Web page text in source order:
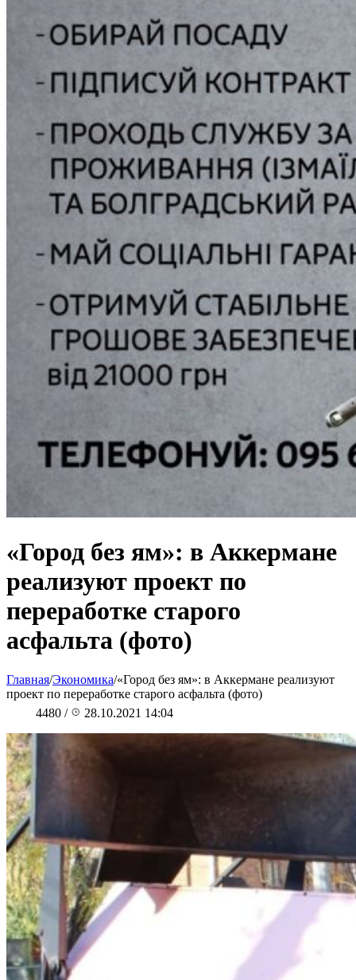
«Город без ям»: в Аккермане
реализуют проект по
переработке старого
асфальта (фото)
Главная/Экономика/«Город без ям»: в Аккермане реализуют
проект по переработке старого асфальта (фото)
4480 / 28.10.2021 14:04